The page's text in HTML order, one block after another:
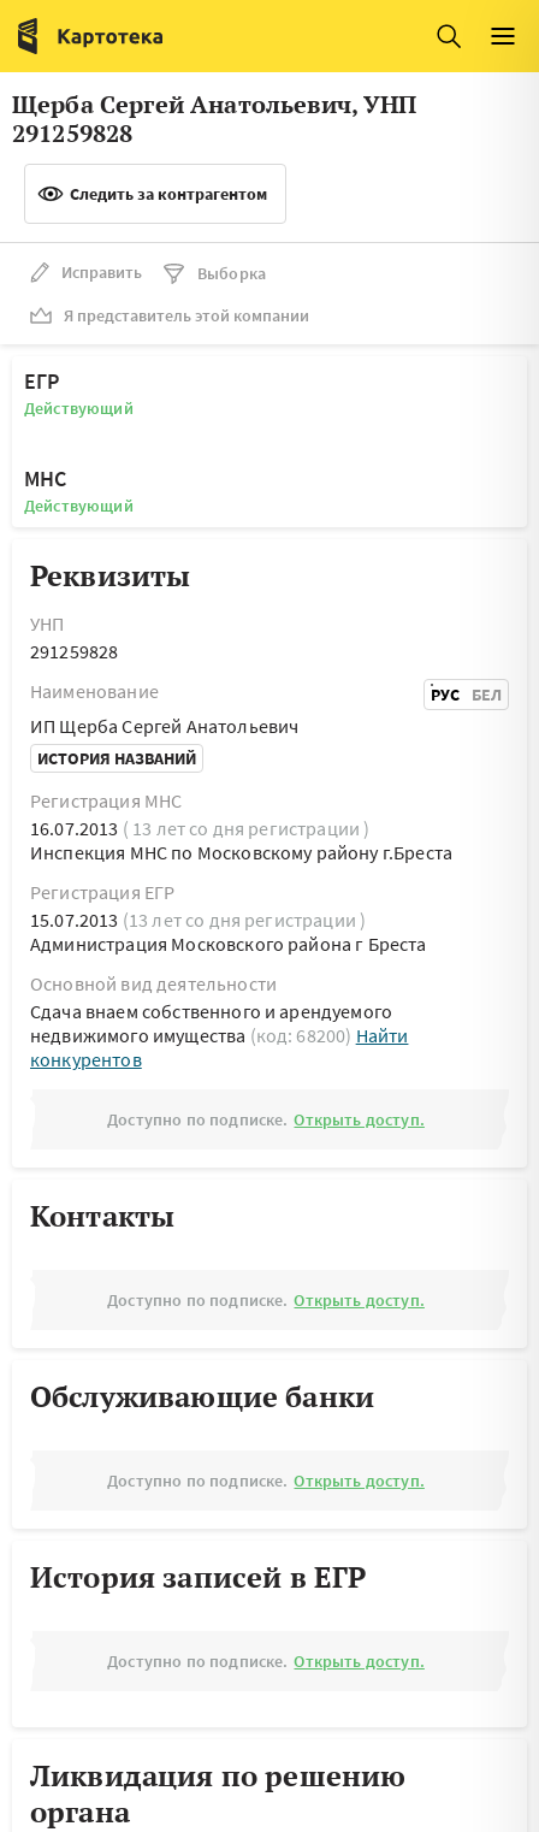
Италия
Люксембург
Литва
Латвия
Словения
Франция
Швеция
Мальта
Щерба Сергей Анатольевич, УНП
291259828
Следить за контрагентом
Исправить
Выборка
Я представитель этой компании
ЕГР
Действующий
МНС
Действующий
Реквизиты
УНП
291259828
Наименование
РУС БЕЛ
ИП Щерба Сергей Анатольевич
ИСТОРИЯ НАЗВАНИЙ
Регистрация МНС
16.07.2013 ( 13 лет со дня регистрации )
Инспекция МНС по Московскому району г.Бреста
Регистрация ЕГР
15.07.2013 (13 лет со дня регистрации )
Администрация Московского района г Бреста
Основной вид деятельности
Сдача внаем собственного и арендуемого
недвижимого имущества (код: 68200) Найти
конкурентов
Доступно по подписке. Открыть доступ.
Контакты
Доступно по подписке. Открыть доступ.
Обслуживающие банки
Доступно по подписке. Открыть доступ.
История записей в ЕГР
Доступно по подписке. Открыть доступ.
Ликвидация по решению
органа